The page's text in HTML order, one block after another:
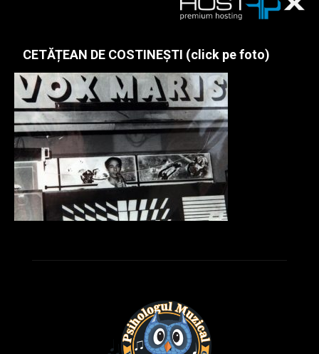
CETĂȚEAN DE COSTINEȘTI (click pe foto)